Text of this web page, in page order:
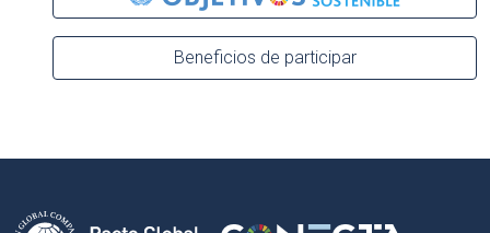
Beneficios de participar